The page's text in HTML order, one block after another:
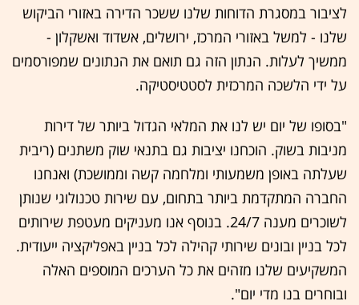
לציבור במסגרת הדוחות שלנו ששכר הדירה באזורי הביקוש
שלנו - למשל באזורי המרכז, ירושלים, אשדוד ואשקלון -
ממשיך לעלות. הנתון הזה גם תואם את הנתונים שמפורסמים
על ידי הלשכה המרכזית לסטטיסטיקה.
"בסופו של יום יש לנו את המלאי הגדול ביותר של דירות
מניבות בשוק. הוכחנו יציבות גם בתנאי שוק משתנים (ריבית
שעלתה באופן משמעותי ומלחמה קשה וממושכת) ואנחנו
החברה המתקדמת ביותר בתחום, עם שירות טכנולוגי שנותן
לשוכרים מענה 24/7. בנוסף אנו מעניקים מעטפת שירותים
לכל בניין ובונים שירותי קהילה לכל בניין באפליקציה ייעודית.
המשקיעים שלנו מזהים את כל הערכים המוספים האלה
ובוחרים בנו מדי יום".